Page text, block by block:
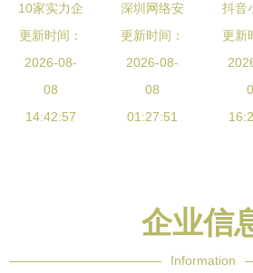
10家实力企
业入驻崇
川，信创与
网络安全产
业步入发展
更新时间：
2026-08-
08
14:42:57
深圳网络安
全热 数字
时代的安全
防线正在这
里筑起
更新时间：
2026-08-
08
01:27:51
抖音
商标
权
架网
息安
更新
企业信
Information